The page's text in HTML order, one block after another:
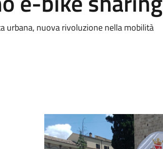
urbana, nuova rivoluzione nella mobilità